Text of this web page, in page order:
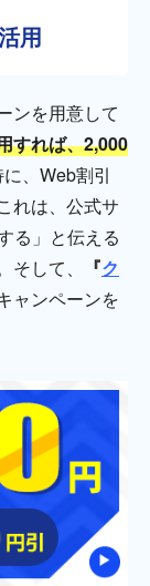
用
ンを用意して
すれば、2,000
、Web割引
れは、公式サ
る」と伝える
して、
『ク
ャンペーンを